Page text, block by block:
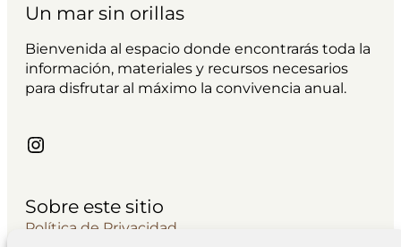
Un mar sin orillas
Bienvenida al espacio donde encontrarás toda la
información, materiales y recursos necesarios
para disfrutar al máximo la convivencia anual.
Instagram
Sobre este sitio
Política de Privacidad